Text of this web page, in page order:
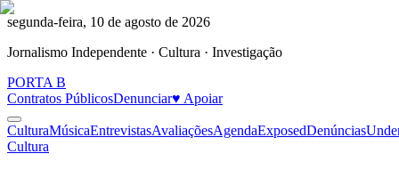
segunda-feira, 10 de agosto de 2026
Jornalismo Independente · Cultura · Investigação
PORTA B
Contratos PúblicosDenunciar♥ Apoiar
CulturaMúsicaEntrevistasAvaliaçõesAgendaExposedDenúncias
Cultura